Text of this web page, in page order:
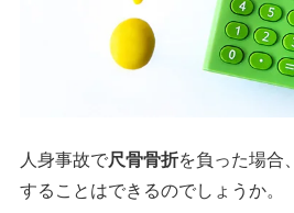
人身事故で尺骨骨折を負った場合、
することはできるのでしょうか。